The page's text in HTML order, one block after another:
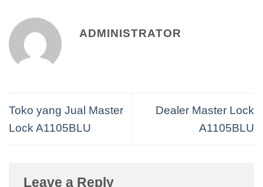
ADMINISTRATOR
Toko yang Jual Master
Lock A1105BLU
Dealer Master Lock
A1105BLU
Leave a Reply